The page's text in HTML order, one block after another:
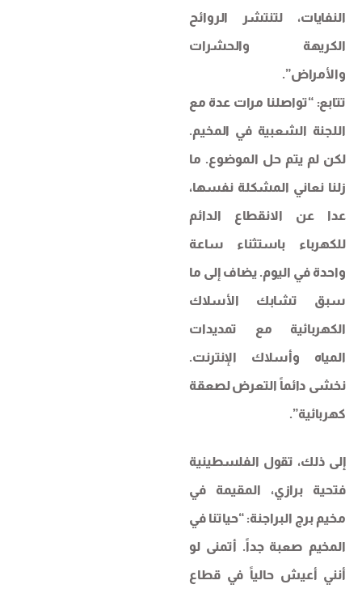
النفايات، لتنتشر الروائح
الكريهة والحشرات
والأمراض”.
تتابع: “تواصلنا مرات عدة مع
اللجنة الشعبية في المخيم.
لكن لم يتم حل الموضوع. ما
زلنا نعاني المشكلة نفسها،
عدا عن الانقطاع الدائم
للكهرباء باستثناء ساعة
واحدة في اليوم. يضاف إلى ما
سبق تشابك الأسلاك
الكهربائية مع تمديدات
المياه وأسلاك الإنترنت.
نخشى دائماً التعرض لصعقة
كهربائية”.
إلى ذلك، تقول الفلسطينية
فتحية برازي، المقيمة في
مخيم برج البراجنة: “حياتنا في
المخيم صعبة جداً. أتمنى لو
أنني أعيش حالياً في قطاع